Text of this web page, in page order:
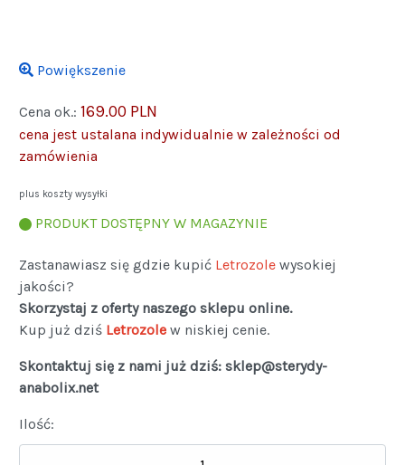
Powiększenie
Cena ok.: 169.00 PLN
cena jest ustalana indywidualnie w zależności od
zamówienia
plus koszty wysyłki
PRODUKT DOSTĘPNY W MAGAZYNIE
Zastanawiasz się gdzie kupić Letrozole wysokiej
jakości?
Skorzystaj z oferty naszego sklepu online.
Kup już dziś Letrozole w niskiej cenie.
Skontaktuj się z nami już dziś: sklep@sterydy-
anabolix.net
Ilość: